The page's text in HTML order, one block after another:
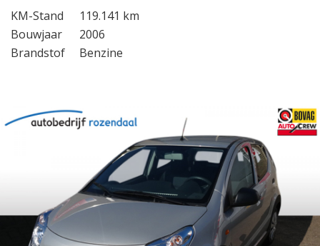
KM-Stand
119.141 km
Bouwjaar
2006
Brandstof
Benzine